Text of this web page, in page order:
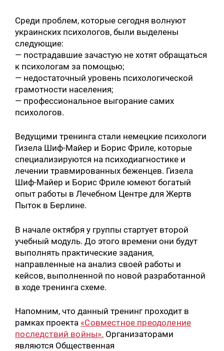
Среди проблем, которые сегодня волнуют
украинских психологов, были выделены
следующие:
— пострадавшие зачастую не хотят обращаться
к психологам за помощью;
— недостаточный уровень психологической
грамотности населения;
— профессиональное выгорание самих
психологов.
Ведущими тренинга стали немецкие психологи
Гизела Шиф-Майер и Борис Фриле, которые
специализируются на психодиагностике и
лечении травмированных беженцев. Гизела
Шиф-Майер и Борис Фриле юмеют богатый
опыт работы в Лечебном Центре для Жертв
Пыток в Берлине.
В начале октября у группы стартует второй
учебный модуль. До этого времени они будут
выполнять практические задания,
направленные на анализ своей работы и
кейсов, выполненной по новой разработанной
в ходе тренинга схеме.
Напомним, что данный тренинг проходит в
рамках проекта «Совместное преодоление
последствий войны». Организаторами
являются Общественная